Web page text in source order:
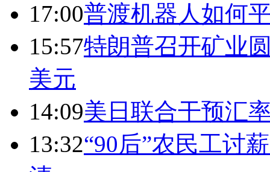
17:00普渡机器人如何
15:57特朗普召开矿业
美元
14:09美日联合干预汇
13:32“90后”农民工讨